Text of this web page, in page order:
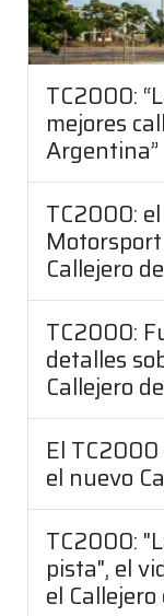
TC2000:
mejores
Argentina”
TC2000:
Callejero
TC2000:
detalles
Callejero
El
el nuevo
TC2000:
pista", el
el